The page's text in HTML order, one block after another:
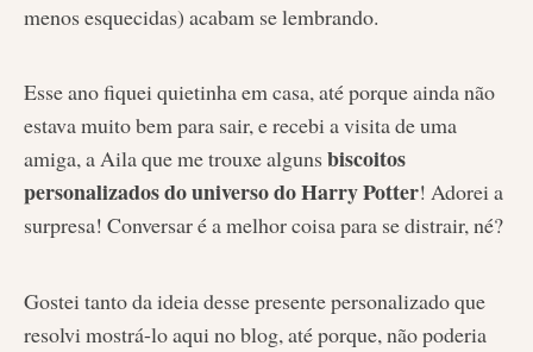
menos esquecidas) acabam se lembrando.
Esse ano fiquei quietinha em casa, até porque ainda não
estava muito bem para sair, e recebi a visita de uma
amiga, a Aila que me trouxe alguns biscoitos
personalizados do universo do Harry Potter! Adorei a
surpresa! Conversar é a melhor coisa para se distrair, né?
Gostei tanto da ideia desse presente personalizado que
resolvi mostrá-lo aqui no blog, até porque, não poderia